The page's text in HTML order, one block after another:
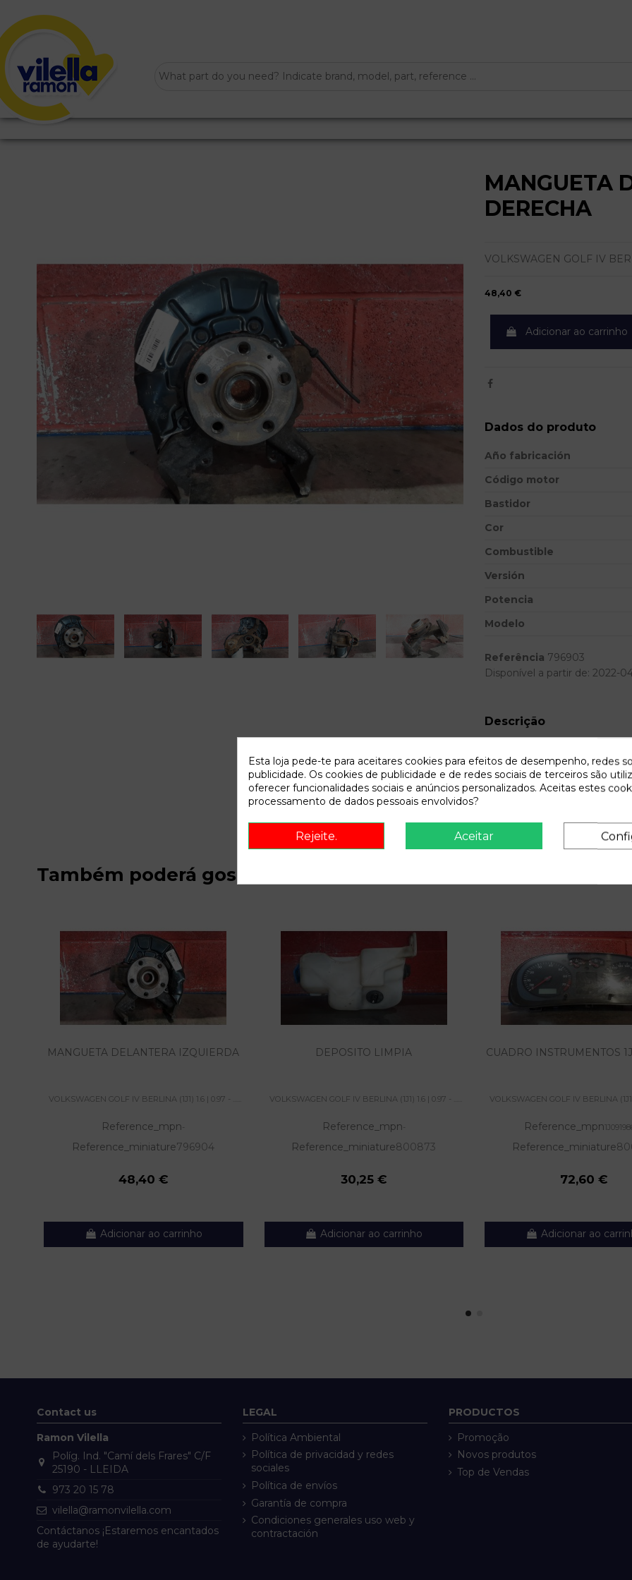
MANGUETA
DERECHA
VOLKSWAGEN GOLF IV
48,40 €
Adicionar ao carrinho
Dados do produto
Año fabricación
Código motor
Bastidor
Cor
Combustible
Versión
Potencia
Modelo
Referência 796903
Disponível a partir de: 2022-
Descrição
Recambio de mangueta
0.97 - ... 1.6 | 0.97 - ...
Também poderá gostar
MANGUETA DELANTERA IZQUIERDA
VOLKSWAGEN GOLF IV BERLINA (1J1) 1.6 | 0.97 - ......
Reference_mpn-
Reference_miniature796904
48,40 €
Adicionar ao carrinho
DEPOSITO LIMPIA
VOLKSWAGEN GOLF IV BERLINA (1J1) 1.6 | 0.97 - ......
Reference_mpn-
Reference_miniature800873
30,25 €
Adicionar ao carrinho
CUADRO INSTRUMENTOS
VOLKSWAGEN GOLF IV BERLINA (1J1)
Reference_mpn
Reference_miniature
72,60 €
Adicionar ao
Contact us
Ramon Vilella
Políg. Ind. "Camí dels Frares" C/F
25190 - LLEIDA
973 20 15 78
vilella@ramonvilella.com
Contáctanos ¡Estaremos encantados
de ayudarte!
LEGAL
Política Ambiental
Política de privacidad y redes
sociales
Política de envíos
Garantía de compra
Condiciones generales uso web y
contractación
PRODUCTOS
Promoção
Novos produtos
Top de Vendas
Esta loja pede-te para aceitares cookies para efeitos de desempenho, redes
publicidade. Os cookies de publicidade e de redes sociais de terceiros são
oferecer funcionalidades sociais e anúncios personalizados. Aceitas estes
processamento de dados pessoais envolvidos?
Rejeite. Aceitar